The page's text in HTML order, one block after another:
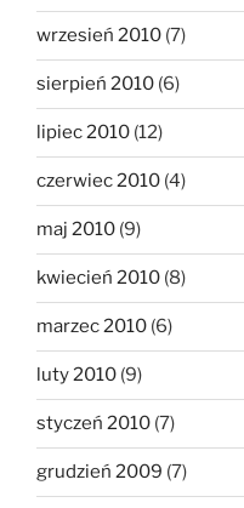
wrzesień 2010 (7)
sierpień 2010 (6)
lipiec 2010 (12)
czerwiec 2010 (4)
maj 2010 (9)
kwiecień 2010 (8)
marzec 2010 (6)
luty 2010 (9)
styczeń 2010 (7)
grudzień 2009 (7)